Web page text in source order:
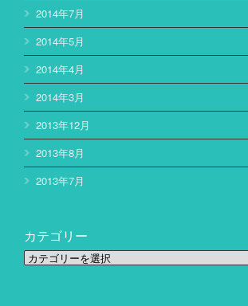
2014年7月
2014年5月
2014年4月
2014年3月
2013年12月
2013年8月
2013年7月
カテゴリー
カ